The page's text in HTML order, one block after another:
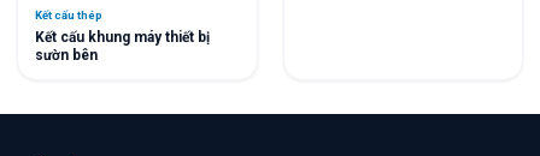
Kết cấu thép
Kết cấu khung máy thiết bị
sườn bên